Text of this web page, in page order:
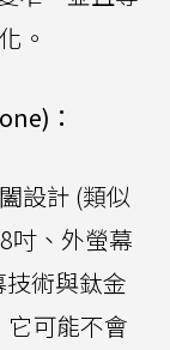
。
：
設計 (類似
吋、外螢幕
術與鈦金
可能不會